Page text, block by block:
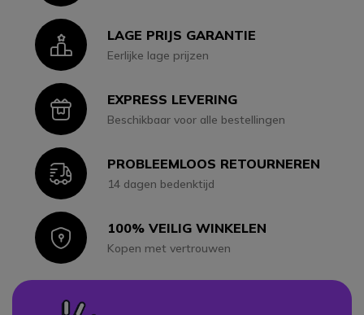
IconLAGE PRIJS GARANTIE
Eerlijke lage prijzen
IconEXPRESS LEVERING
Beschikbaar voor alle bestellingen
IconPROBLEEMLOOS RETOURNEREN
14 dagen bedenktijd
Icon100% VEILIG WINKELEN
Kopen met vertrouwen